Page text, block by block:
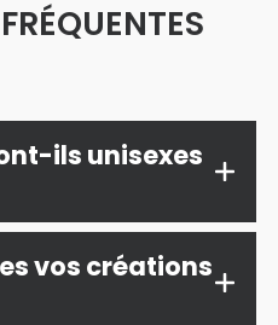
ils unisexes
collections est
à chacun de choisir
et sa personnalité,
vos créations